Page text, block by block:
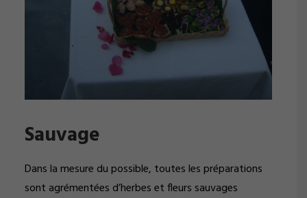
Sauvage
Dans la mesure du possible, toutes les préparations
sont agrémentées d’herbes et fleurs sauvages